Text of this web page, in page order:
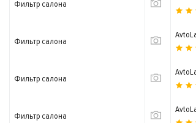
Фильтр салона
Фильтр салона
Фильтр салона
Фильтр салона